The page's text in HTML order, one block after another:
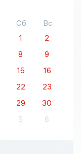
Сб
Вс
1
2
8
9
15
16
22
23
29
30
5 6